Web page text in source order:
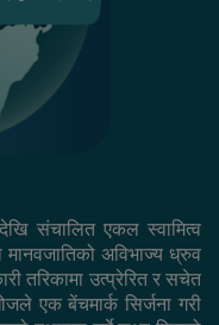
संचालित एकल स्वामित्व
मानवजातिको अविभाज्य ध्रुव
तरिकामा उत्प्रेरित र सचेत
एक बेंचमार्क सिर्जना गरी